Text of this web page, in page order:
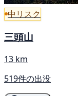
中リスク
三頭山
13 km
519件の出没